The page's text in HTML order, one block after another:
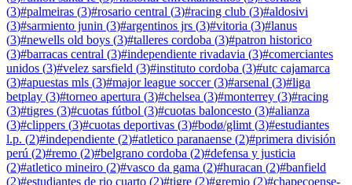
(3)#palmeiras (3)#rosario central (3)#racing club (3)#aldosivi
(3)#sarmiento junin (3)#argentinos jrs (3)#vitoria (3)#lanus
(3)#newells old boys (3)#talleres cordoba (3)#patron historico
(3)#barracas central (3)#independiente rivadavia (3)#comerciantes
unidos (3)#velez sarsfield (3)#instituto cordoba (3)#utc cajamarca
(3)#apuestas mls (3)#major league soccer(3)#arsenal (3)#liga
betplay (3)#torneo apertura (3)#chelsea (3)#monterrey (3)#racing
(3)#tigres (3)#cuotas fútbol (3)#cuotas baloncesto (3)#alianza
(3)#clippers (3)#cuotas deportivas (3)#bodø/glimt (3)#estudiantes
l.p. (2)#independiente (2)#atletico paranaense (2)#primera división
perú (2)#remo (2)#belgrano cordoba (2)#defensa y justicia
(2)#atletico mineiro (2)#vasco da gama (2)#huracan (2)#banfield
(2)#estudiantes de rio cuarto (2)#tigre (2)#gremio (2)#chapecoense-